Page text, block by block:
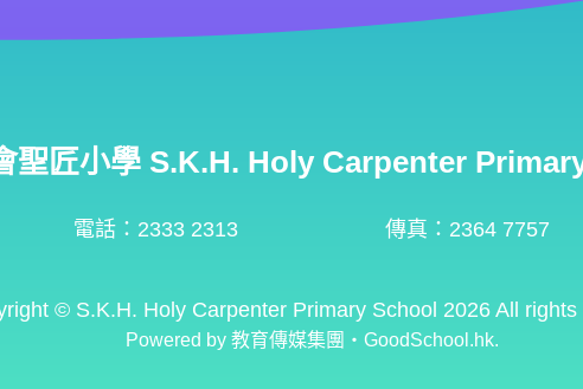
聖匠小學 S.K.H. Holy Carpenter
電話：2333 2313 傳真：2364 7757
© S.K.H. Holy Carpenter Primary School 2026 All
Powered by 教育傳媒集團 ‧ GoodSchool.hk.